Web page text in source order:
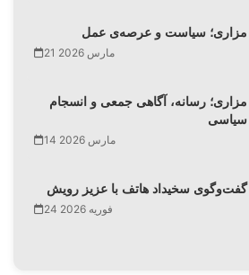
مزاری؛ سیاست و عرصه‌ی عمل
21 مارس 2026
مزاری؛ رسانه، آگاهی جمعی و انسجام
سیاسی
14 مارس 2026
گفت‌وگوی سخیداد هاتف با عزیز رویش
24 فوریه 2026